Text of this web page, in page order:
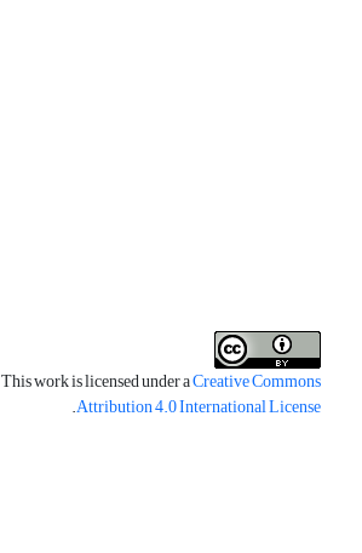
This work is licensed under aCreative Commons
Attribution 4.0 International License
.